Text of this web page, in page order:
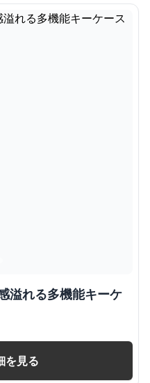
溢れる多機能キーケ
を見る